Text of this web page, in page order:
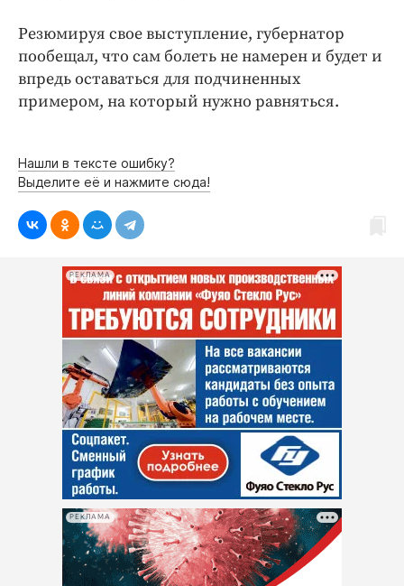
Резюмируя свое выступление, губернатор
пообещал, что сам болеть не намерен и будет и
впредь оставаться для подчиненных
примером, на который нужно равняться.
Нашли в тексте ошибку?
Выделите её и нажмите сюда!
РЕКЛАМА
РЕКЛАМА